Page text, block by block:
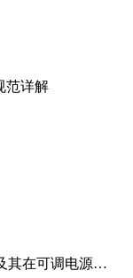
范详解
其在可调电源设